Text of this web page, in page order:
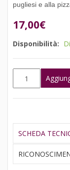
pugliesi e alla
17,00€
Disponibilità:
Primitivo
quantità
SCHEDA